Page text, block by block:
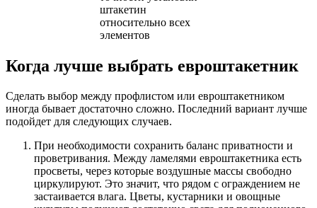
штакетин
относительно всех
элементов
Когда лучше выбрать евроштакетник
Сделать выбор между профлистом или евроштакетником
иногда бывает достаточно сложно. Последний вариант лучше
подойдет для следующих случаев.
При необходимости сохранить баланс приватности и
проветривания. Между ламелями евроштакетника есть
просветы, через которые воздушные массы свободно
циркулируют. Это значит, что рядом с ограждением не
застаивается влага. Цветы, кустарники и овощные